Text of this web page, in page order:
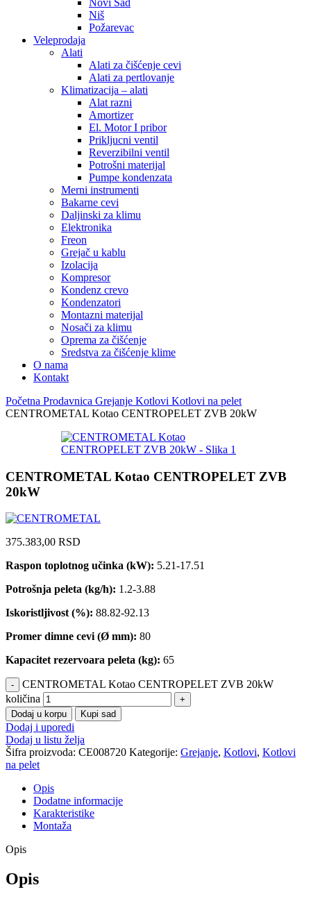
Novi Sad
Niš
Požarevac
Veleprodaja
Alati
Alati za čišćenje cevi
Alati za pertlovanje
Klimatizacija – alati
Alat razni
Amortizer
El. Motor I pribor
Prikljucni ventil
Reverzibilni ventil
Potrošni materijal
Pumpe kondenzata
Merni instrumenti
Bakarne cevi
Daljinski za klimu
Elektronika
Freon
Grejač u kablu
Izolacija
Kompresor
Kondenz crevo
Kondenzatori
Montazni materijal
Nosači za klimu
Oprema za čišćenje
Sredstva za čišćenje klime
O nama
Kontakt
Početna Prodavnica Grejanje Kotlovi Kotlovi na pelet
CENTROMETAL Kotao CENTROPELET ZVB 20kW
CENTROMETAL Kotao CENTROPELET ZVB
20kW
375.383,00 RSD
Raspon toplotnog učinka (kW): 5.21-17.51
Potrošnja peleta (kg/h): 1.2-3.88
Iskoristljivost (%): 88.82-92.13
Promer dimne cevi (Ø mm): 80
Kapacitet rezervoara peleta (kg): 65
CENTROMETAL Kotao CENTROPELET ZVB 20kW
količina
Dodaj u korpu Kupi sad
Dodaj i uporedi
Dodaj u listu želja
Šifra proizvoda: CE008720 Kategorije: Grejanje, Kotlovi, Kotlovi
na pelet
Opis
Dodatne informacije
Karakteristike
Montaža
Opis
Opis